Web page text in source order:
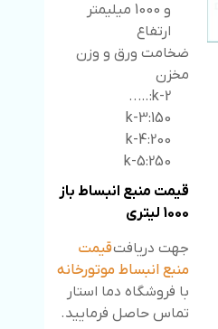
و 1000 میلیمتر
ارتفاع
ضخامت ورق و وزن
مخزن
k-2:…..
k-3:150
k-4:200
k-5:250
قیمت منبع انبساط باز
1000 لیتری
جهت دریافتقیمت
منبع انبساط موتورخانه
با فروشگاه دما استار
تماس حاصل فرمایید.